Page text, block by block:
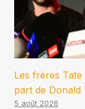
Les frères Tate
part de Donald
5 août 2026